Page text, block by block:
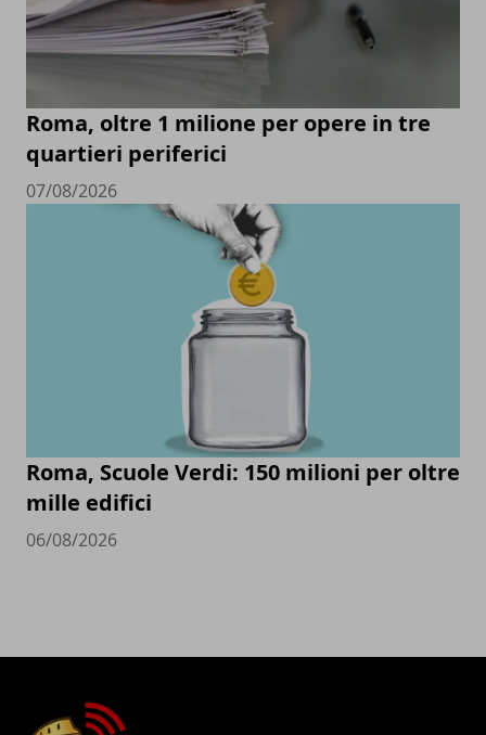
Roma, oltre 1 milione per opere in tre
quartieri periferici
07/08/2026
Roma, Scuole Verdi: 150 milioni per oltre
mille edifici
06/08/2026